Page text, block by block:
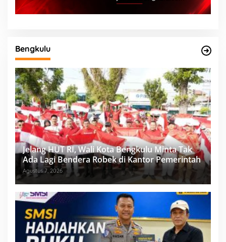
Bengkulu
Jelang HUT RI, Wali Kota Bengkulu Minta Tak
Ada Lagi Bendera Robek di Kantor Pemerintah
Agustus 7, 2026